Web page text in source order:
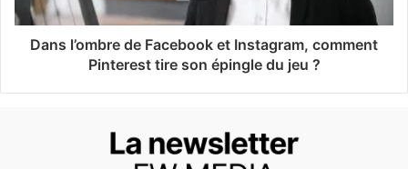
Dans l’ombre de Facebook et Instagram, comment
Pinterest tire son épingle du jeu ?